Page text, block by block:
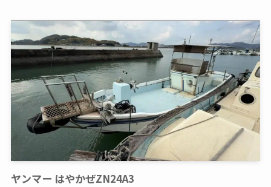
ヤンマー はやかぜZN24A3